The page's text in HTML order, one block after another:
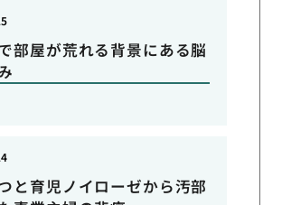
部屋が荒れる背景にある脳
と育児ノイローゼから汚部